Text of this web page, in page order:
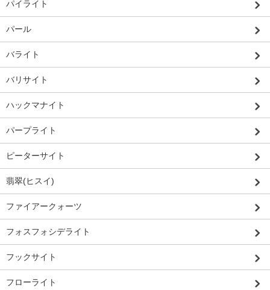
パイライト
パール
バライト
バリサイト
ハックマナイト
パープライト
ピーターサイト
翡翠(ヒスイ)
ファイアークォーツ
フォスフォシデライト
フックサイト
フローライト